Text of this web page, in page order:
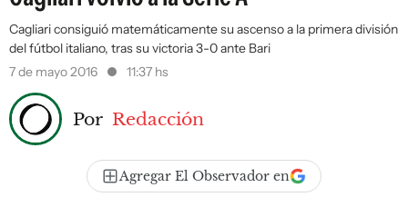
Cagliari consiguió matemáticamente su ascenso a la primera división
del fútbol italiano, tras su victoria 3-0 ante Bari
7 de mayo 2016
11:37 hs
Por Redacción
Agregar El Observador en